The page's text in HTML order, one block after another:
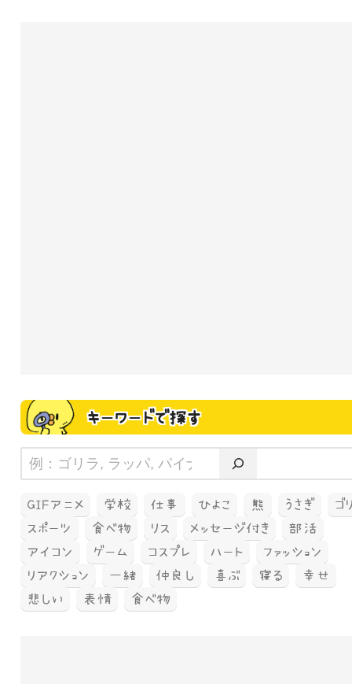
キーワードで探す
GIFアニメ 学校 仕事 ひよこ 熊 うさぎ
ゴ
スポーツ
食べ物 リス メッセージ付き
部活
アイコン
ゲーム コスプレ ハート
ファッション
リアクション
一緒 仲良し 喜ぶ 寝る
幸せ
悲しい
表情 食べ物